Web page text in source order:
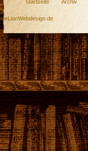
Startseite Archiv